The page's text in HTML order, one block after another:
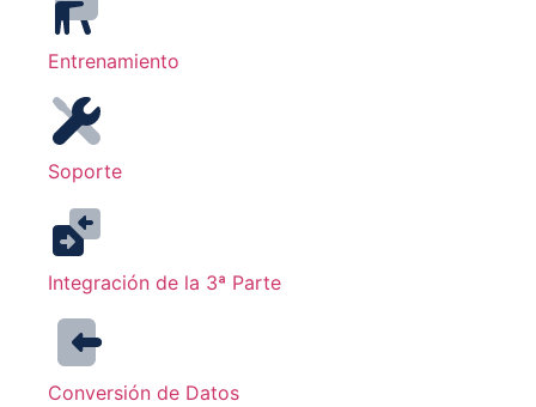
Entrenamiento
Soporte
Integración de la 3ª Parte
Conversión de Datos